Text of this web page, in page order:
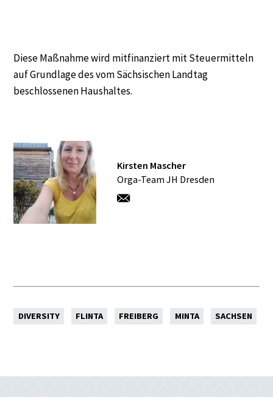
Diese Maßnahme wird mitfinanziert mit Steuermitteln
auf Grundlage des vom Sächsischen Landtag
beschlossenen Haushaltes.
Kirsten Mascher
Orga-Team JH Dresden
DIVERSITY FLINTA FREIBERG MINTA SACHSEN